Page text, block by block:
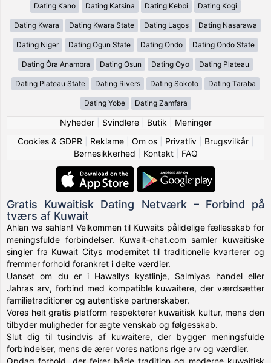
Dating Kano Dating Katsina Dating Kebbi Dating Kogi
Dating Kwara Dating Kwara State Dating Lagos Dating Nasarawa
Dating Niger Dating Ogun State Dating Ondo Dating Ondo State
Dating Ȯra Anambra Dating Osun Dating Oyo Dating Plateau
Dating Plateau State Dating Rivers Dating Sokoto Dating Taraba
Dating Yobe Dating Zamfara
Nyheder| Svindlere| Butik
Meninger
Cookies & GDPR
Reklame| Om os| Privatliv| Brugsvilkår|
Børnesikkerhed
Kontakt| FAQ
Gratis Kuwaitisk Dating Netværk – Forbind på
tværs af Kuwait
Ahlan wa sahlan! Velkommen til Kuwaits pålidelige fællesskab for
meningsfulde forbindelser. Kuwait-chat.com samler kuwaitiske
singler fra Kuwait Citys modernitet til traditionelle kvarterer og
fremmer forhold forankret i delte værdier.
Uanset om du er i Hawallys kystlinje, Salmiyas handel eller
Jahras arv, forbind med kompatible kuwaitere, der værdsætter
familietraditioner og autentiske partnerskaber.
Vores helt gratis platform respekterer kuwaitisk kultur, mens den
tilbyder muligheder for ægte venskab og følgesskab.
Slut dig til tusindvis af kuwaitere, der bygger meningsfulde
forbindelser, mens de ærer vores nations rige arv og værdier.
Opdag forhold, der fejrer både tradition og moderne kuwaitisk